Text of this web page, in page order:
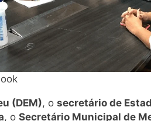
(DEM), o secretário de
, o Secretário Municipal de